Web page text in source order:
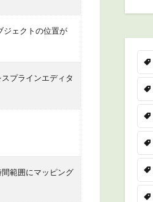
ジェクトの位置が
プラインエディタ
範囲にマッピング